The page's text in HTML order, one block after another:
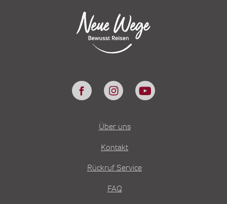
Über uns
Kontakt
Rückruf Service
FAQ